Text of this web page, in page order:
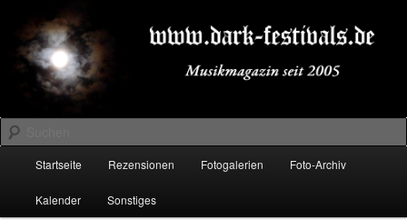
primären
Inhalt
springen
sekundären
Inhalt
springenDARK-FESTIVALS.DE
Suchen
Startseite Rezensionen Fotogalerien Foto-Archiv
Kalender Sonstiges